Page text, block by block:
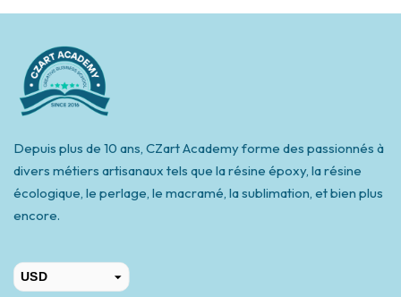
Depuis plus de 10 ans, CZart Academy forme des passionnés à
divers métiers artisanaux tels que la résine époxy, la résine
écologique, le perlage, le macramé, la sublimation, et bien plus
encore.
USD